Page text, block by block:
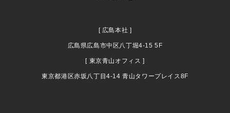
[ 広島本社 ]
広島県広島市中区八丁堀4-15 5F
[ 東京青山オフィス ]
東京都港区赤坂八丁目4-14 青山タワープレイス8F